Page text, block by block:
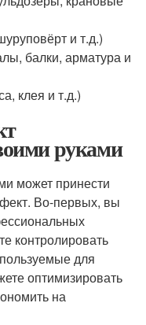
и т.д.)
балки, арматура и
клея и т.д.)
руками
может принести
Во-первых, вы
контролировать
для
оптимизировать
на